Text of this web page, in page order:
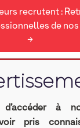
recrutent :
de
→
d’accéder à
pris